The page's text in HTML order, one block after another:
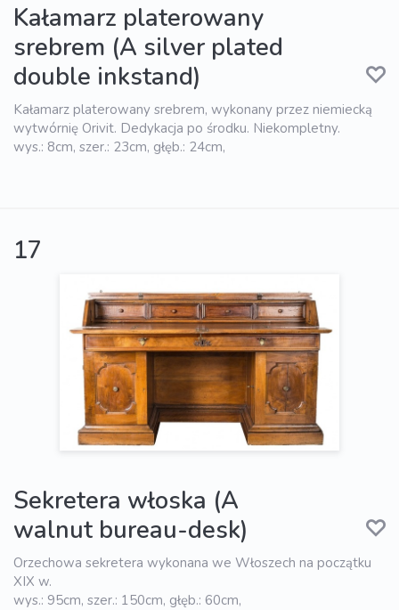
Kałamarz platerowany
srebrem (A silver plated
double inkstand)
Kałamarz platerowany srebrem, wykonany przez niemiecką
wytwórnię Orivit. Dedykacja po środku. Niekompletny.
wys.: 8cm, szer.: 23cm, głęb.: 24cm,
17
Sekretera włoska (A
walnut bureau-desk)
Orzechowa sekretera wykonana we Włoszech na początku
XIX w.
wys.: 95cm, szer.: 150cm, głęb.: 60cm,